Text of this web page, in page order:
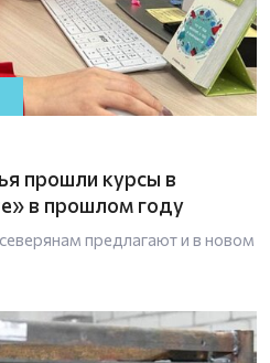
прошли курсы в
в прошлом году
предлагают и в новом